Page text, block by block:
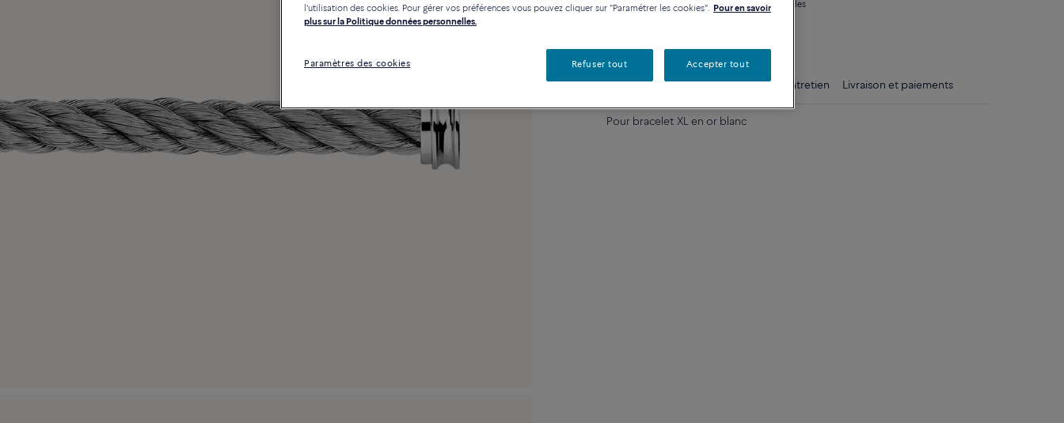
Contactez-nous pour toute question sur les tailles
Conseils d'entretien Livraison et paiements
Pour bracelet XL en or blanc
l'utilisation des cookies. Pour gérer vos préférences vous pouvez cliquer sur "Paramétrer les cookies". Pour en savoir
plus sur la Politique données personnelles.
Paramètres des cookies Refuser tout Accepter tout